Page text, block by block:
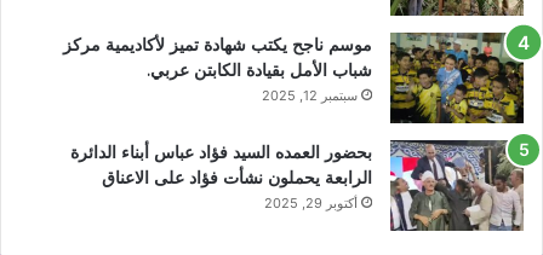
موسم ناجح يكتب شهادة تميز لأكاديمية مركز
شباب الأمل بقيادة الكابتن عربي.
سبتمبر 12, 2025
بحضور العمده السيد فؤاد عباس أبناء الدائرة
الرابعة يحملون نشأت فؤاد على الاعناق
أكتوبر 29, 2025